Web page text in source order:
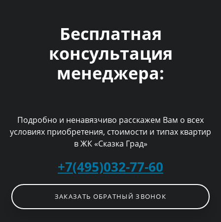
Бесплатная
консультация
менеджера:
Подробно и ненавязчиво расскажем Вам о всех
условиях приобретения, стоимости и типах квартир
в ЖК «Сказка Град»
+7(495)032-77-60
ЗАКАЗАТЬ ОБРАТНЫЙ ЗВОНОК